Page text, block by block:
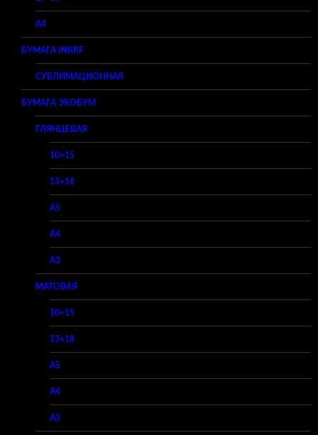
A4
БУМАГА INKRF
СУБЛИМАЦИОННАЯ
БУМАГА ЭКОБУМ
ГЛЯНЦЕВАЯ
10×15
13×18
A5
A4
A3
МАТОВАЯ
10×15
13×18
A5
A4
A3